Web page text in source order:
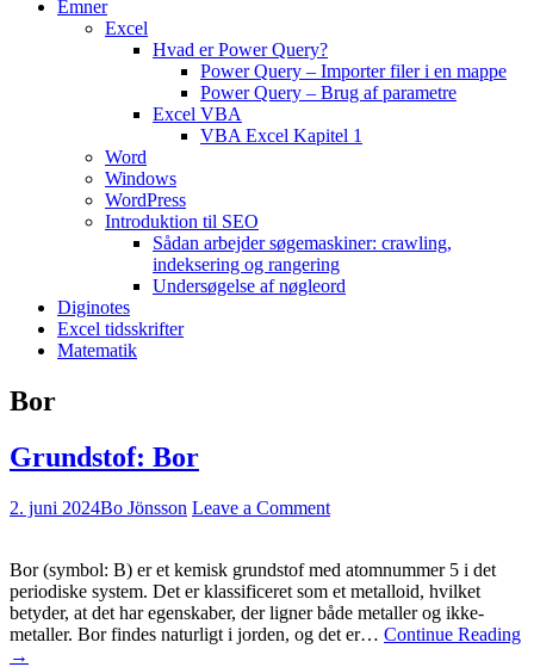
Emner
Excel
Hvad er Power Query?
Power Query – Importer filer i en mappe
Power Query – Brug af parametre
Excel VBA
VBA Excel Kapitel 1
Word
Windows
WordPress
Introduktion til SEO
Sådan arbejder søgemaskiner: crawling,
indeksering og rangering
Undersøgelse af nøgleord
Diginotes
Excel tidsskrifter
Matematik
Bor
Grundstof: Bor
2. juni 2024Bo Jönsson Leave a Comment
Bor (symbol: B) er et kemisk grundstof med atomnummer 5 i det
periodiske system. Det er klassificeret som et metalloid, hvilket
betyder, at det har egenskaber, der ligner både metaller og ikke-
metaller. Bor findes naturligt i jorden, og det er… Continue Reading
→